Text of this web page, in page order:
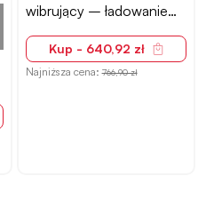
wibrujący – ładowanie
USB
Kup - 640,92 zł
Najniższa cena:766,90 zł